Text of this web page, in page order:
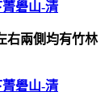
右兩側均有竹林